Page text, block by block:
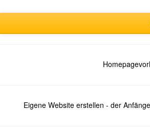
Eigene Website erstellen - der